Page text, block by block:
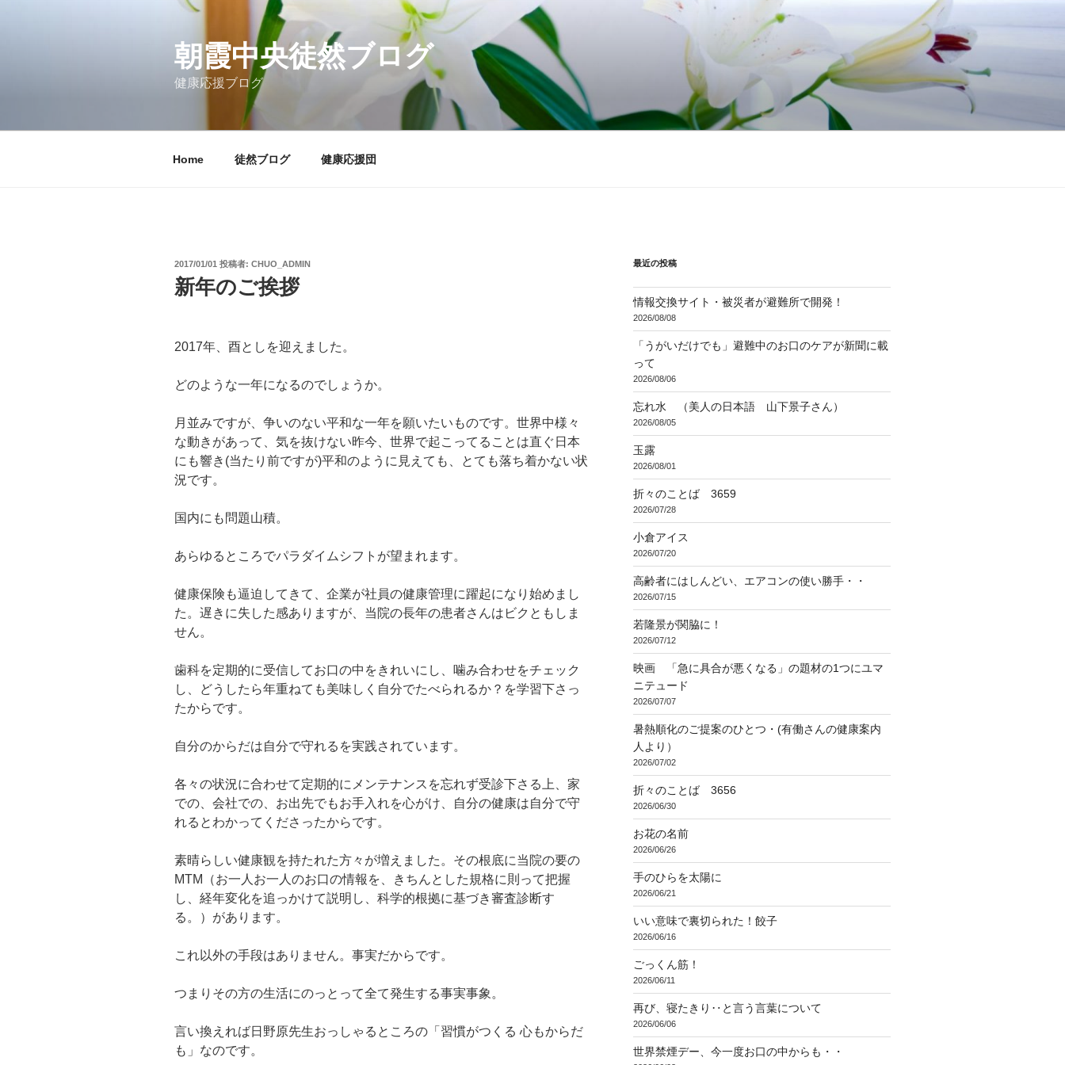
朝霞中央徒然ブログ
健康応援ブログ
Home 徒然ブログ 健康応援団
投
稿
日:
2017/01/01 投稿者: CHUO_ADMIN
新年のご挨拶
2017年、酉としを迎えました。
どのような一年になるのでしょうか。
月並みですが、争いのない平和な一年を願いたいものです。世界中様々
な動きがあって、気を抜けない昨今、世界で起こってることは直ぐ日本
にも響き(当たり前ですが)平和のように見えても、とても落ち着かない状
況です。
国内にも問題山積。
あらゆるところでパラダイムシフトが望まれます。
健康保険も逼迫してきて、企業が社員の健康管理に躍起になり始めまし
た。遅きに失した感ありますが、当院の長年の患者さんはビクともしま
せん。
歯科を定期的に受信してお口の中をきれいにし、噛み合わせをチェック
し、どうしたら年重ねても美味しく自分でたべられるか？を学習下さっ
たからです。
自分のからだは自分で守れるを実践されています。
各々の状況に合わせて定期的にメンテナンスを忘れず受診下さる上、家
での、会社での、お出先でもお手入れを心がけ、自分の健康は自分で守
れるとわかってくださったからです。
素晴らしい健康観を持たれた方々が増えました。その根底に当院の要の
MTM（お一人お一人のお口の情報を、きちんとした規格に則って把握
し、経年変化を追っかけて説明し、科学的根拠に基づき審査診断す
る。）があります。
これ以外の手段はありません。事実だからです。
つまりその方の生活にのっとって全て発生する事実事象。
言い換えれば日野原先生おっしゃるところの「習慣がつくる 心もからだ
も」なのです。
最近の投稿
情報交換サイト・被災者が避難所で開発！
2026/08/08
「うがいだけでも」避難中のお口のケアが新聞に載
って
2026/08/06
忘れ水 （美人の日本語 山下景子さん）
2026/08/05
玉露
2026/08/01
折々のことば 3659
2026/07/28
小倉アイス
2026/07/20
高齢者にはしんどい、エアコンの使い勝手・・
2026/07/15
若隆景が関脇に！
2026/07/12
映画 「急に具合が悪くなる」の題材の1つにユマ
ニテュード
2026/07/07
暑熱順化のご提案のひとつ・(有働さんの健康案内
人より）
2026/07/02
折々のことば 3656
2026/06/30
お花の名前
2026/06/26
手のひらを太陽に
2026/06/21
いい意味で裏切られた！餃子
2026/06/16
ごっくん筋！
2026/06/11
再び、寝たきり‥と言う言葉について
2026/06/06
世界禁煙デー、今一度お口の中からも・・